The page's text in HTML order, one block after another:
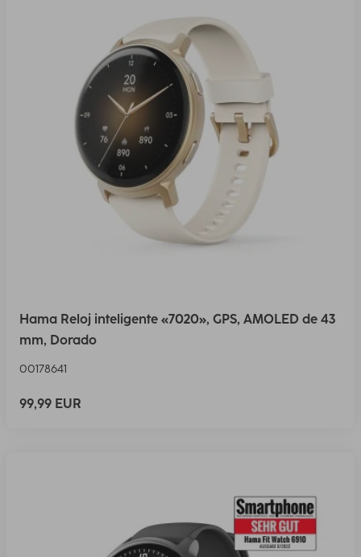
Hama Reloj inteligente «7020», GPS, AMOLED de 43
mm, Dorado
00178641
99,99 EUR